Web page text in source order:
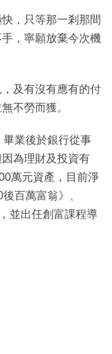
，只等那一剎那間
，寧願放棄今次機
及有沒有應有的付
不勞而獲。
業後於銀行從事
為理財及投資有
萬元資產，目前淨
百萬富翁》、
並出任創富課程導